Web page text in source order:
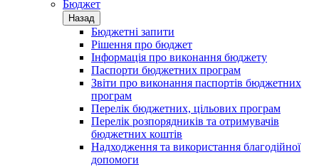
Бюджет
Назад
Бюджетні запити
Рішення про бюджет
Інформація про виконання бюджету
Паспорти бюджетних програм
Звіти про виконання паспортів бюджетних
програм
Перелік бюджетних, цільових програм
Перелік розпорядників та отримувачів
бюджетних коштів
Надходження та використання благодійної
допомоги